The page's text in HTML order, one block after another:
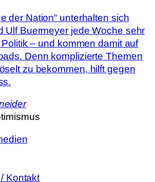
der Nation“ unterhalten sich
Ulf Buermeyer jede Woche sehr
– und kommen damit auf
Denn komplizierte Themen
zu bekommen, hilft gegen
Kontakt